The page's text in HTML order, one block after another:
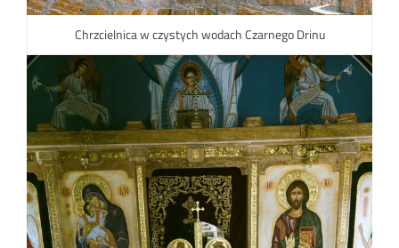
Chrzcielnica w czystych wodach Czarnego Drinu